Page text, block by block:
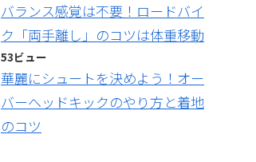
バランス感覚は不要！ロードバイ
ク「両手離し」のコツは体重移動
53ビュー
華麗にシュートを決めよう！オー
バーヘッドキックのやり方と着地
のコツ